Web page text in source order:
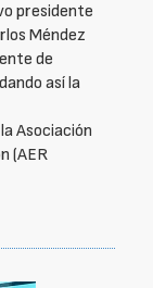
presidente
Méndez
de
así la
Asociación
(AER